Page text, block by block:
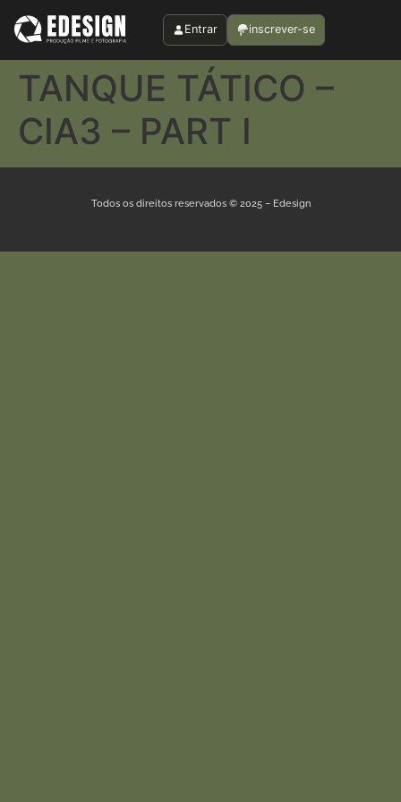
Entrar inscrever-se
TANQUE TÁTICO –
CIA3 – PART I
Todos os direitos reservados © 2025 – Edesign